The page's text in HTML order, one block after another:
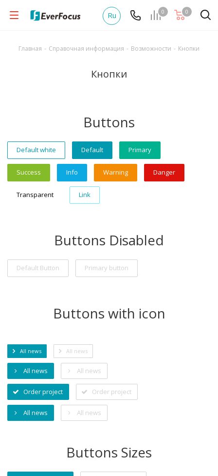
0 0
Ru
Главная - Справочная информация - Возможности - Кнопки
Кнопки
Buttons
Default white Default Primary
Success Info Warning Danger
Transparent Link
Buttons Disabled
Default Button Primary button
Buttons with icon
All news All news
All news All news
Order project Order project
All news All news
Buttons Sizes